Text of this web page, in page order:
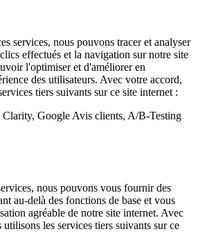
services, nous pouvons tracer et analyser
effectués et la navigation sur notre site
l'optimiser et d'améliorer en
des utilisateurs. Avec votre accord,
tiers suivants sur ce site internet :
Google Avis clients, A/B-Testing
nous pouvons vous fournir des
au-delà des fonctions de base et vous
agréable de notre site internet. Avec
les services tiers suivants sur ce